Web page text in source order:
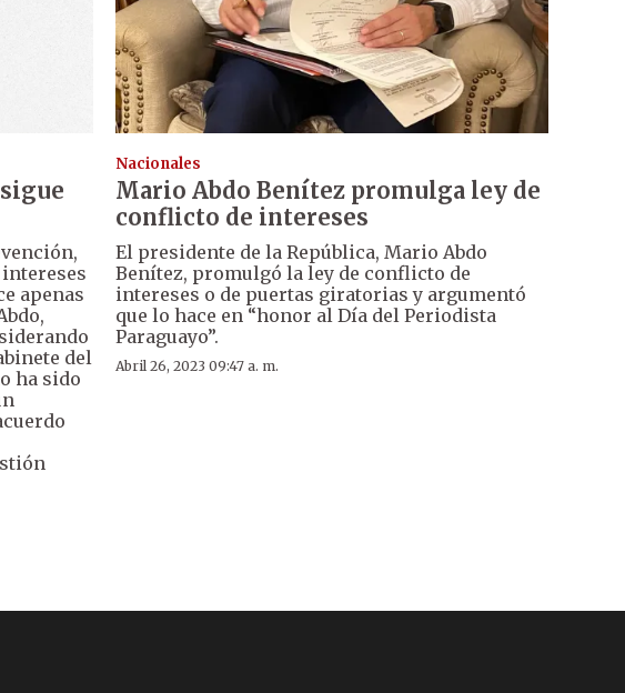
apenas
del
ha sido
Nacionales
Mario Abdo Benítez promulga ley de
conflicto de intereses
El presidente de la República, Mario Abdo
Benítez, promulgó la ley de conflicto de
intereses o de puertas giratorias y argumentó
que lo hace en “honor al Día del Periodista
Paraguayo”.
Abril 26, 2023 09:47 a. m.